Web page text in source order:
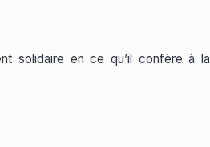
solidaire en ce qu’il confère à la